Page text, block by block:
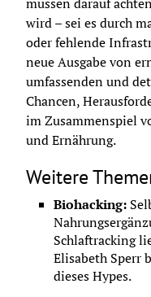
wird – sei es durch
oder fehlende
neue Ausgabe von
umfassenden und
Chancen,
im Zusammenspiel
und Ernährung.
Weitere
Biohacking:
Schlaftracking
Elisabeth Sperr
dieses Hypes.